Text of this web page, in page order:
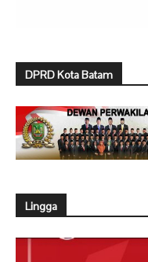
DPRD Kota Batam
Lingga